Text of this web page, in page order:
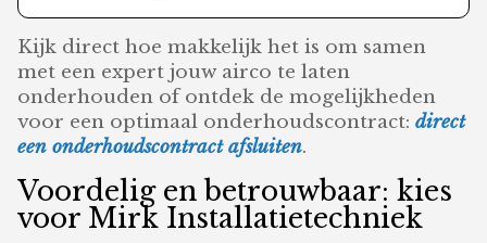
Kijk direct hoe makkelijk het is om samen
met een expert jouw airco te laten
onderhouden of ontdek de mogelijkheden
voor een optimaal onderhoudscontract:direct
een onderhoudscontract afsluiten.
Voordelig en betrouwbaar: kies
voor Mirk Installatietechniek